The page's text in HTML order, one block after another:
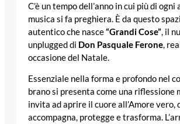
C’è un tempo dell’anno in cui più di
musica si fa preghiera. È da questo
autentico che nasce“Grandi Cose”, il
unplugged di Don Pasquale Ferone,
occasione del Natale.
Essenziale nella forma e profondo nel
brano si presenta come una riflessione
invita ad aprire il cuore all’Amore vero,
accompagna, protegge e trasforma.